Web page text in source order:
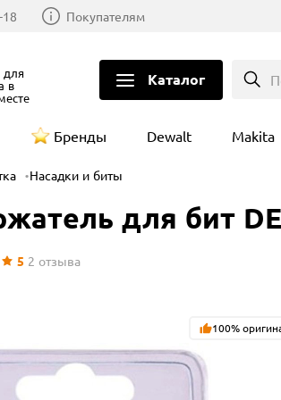
Покупателям
для
в
Каталог
Бренды Dewalt Makita
Насадки и биты
для бит
5 2 отзыва
100%